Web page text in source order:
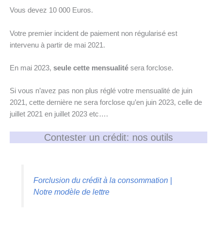
Vous devez 10 000 Euros.
Votre premier incident de paiement non régularisé est
intervenu à partir de mai 2021.
En mai 2023, seule cette mensualité sera forclose.
Si vous n’avez pas non plus réglé votre mensualité de juin
2021, cette dernière ne sera forclose qu’en juin 2023, celle de
juillet 2021 en juillet 2023 etc….
Contester un crédit: nos outils
Forclusion du crédit à la consommation |
Notre modèle de lettre